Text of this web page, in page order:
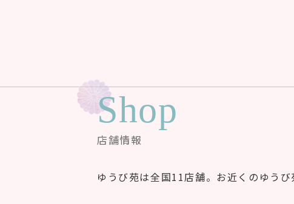
Shop
店舗情報
ゆうび苑は全国11店舗。お近くのゆうび